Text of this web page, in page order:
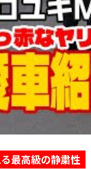
最高級の静粛性